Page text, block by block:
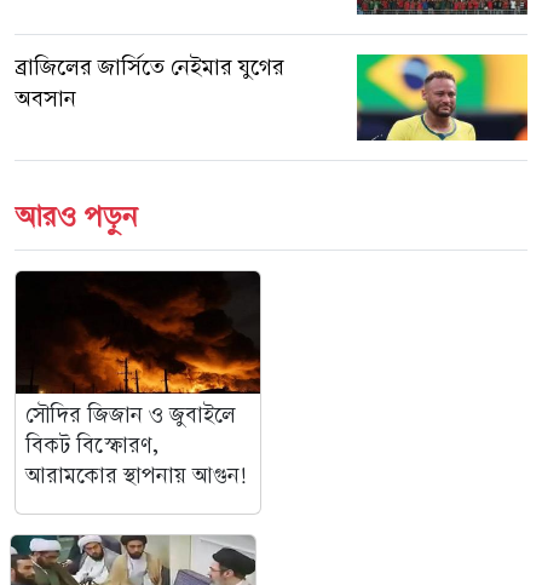
ব্রাজিলের জার্সিতে নেইমার যুগের
অবসান
আরও পড়ুন
সৌদির জিজান ও জুবাইলে
বিকট বিস্ফোরণ,
আরামকোর স্থাপনায় আগুন!